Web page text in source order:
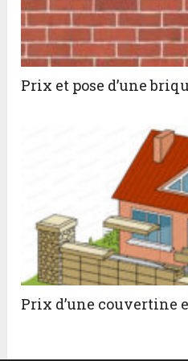
Prix et pose d’une
Prix d’une couvertine